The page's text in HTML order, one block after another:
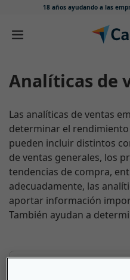
18 años ayudando a las
Ir directamente al
Analíticas de
Las analíticas de ventas
determinar el
pueden incluir distintos
de ventas generales, los
tendencias de compra,
adecuadamente, las
aportar información
También ayudan a